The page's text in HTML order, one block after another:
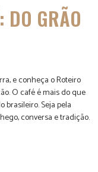
DO GRÃO
e conheça o Roteiro
O café é mais do que
brasileiro. Seja pela
conversa e tradição.